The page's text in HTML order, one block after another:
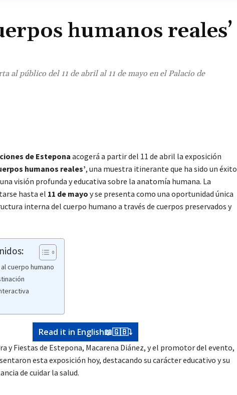
humanos reales’
al público del 11 de abril al 11 de mayo en el Palacio de
de Estepona acogerá a partir del 11 de abril la exposición
humanos reales’, una muestra itinerante que ha sido un éxito
visión profunda y educativa sobre la anatomía humana. La
hasta el 11 de mayo y se presenta como una oportunidad única
interna del cuerpo humano a través de cuerpos preservados y
al cuerpo humano
Read it in English📖🇬🇧⤵️
y Fiestas de Estepona, Macarena Diánez, y el promotor del evento,
esta exposición hoy, destacando su carácter educativo y su
de cuidar la salud.